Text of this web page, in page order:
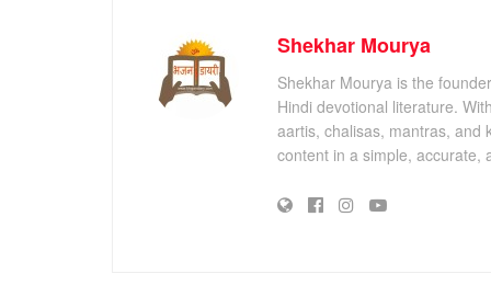
Shekhar Mourya
Shekhar Mourya is the
Hindi devotional literature.
aartis, chalisas, mantras, and
content in a simple, accurate,